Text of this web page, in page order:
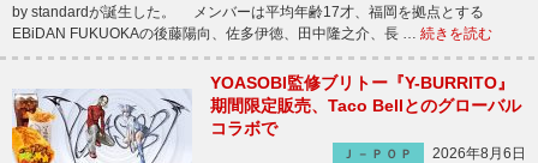
by standardが誕生した。 メンバーは平均年齢17才、福岡を拠点とする
EBiDAN FUKUOKAの後藤陽向、佐多伊徳、田中隆之介、長 … 続きを読む
YOASOBI監修ブリトー『Y-BURRITO』
期間限定販売、Taco Bellとのグローバル
コラボで
Ｊ－ＰＯＰ
2026年8月6日